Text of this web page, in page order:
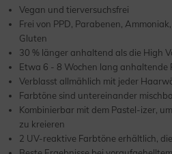
Vegan und tierversuchsfrei
Frei von PPD, Parabenen,
Gluten
30 % länger anhaltend als die High
Etwa 6 - 8 Wochen lang anhaltende
Verblasst allmählich mit jeder
Farbtöne sind untereinander
Kombinierbar mit dem Pastel-izer,
zu kreieren
2 UV-reaktive Farbtöne erhältlich,